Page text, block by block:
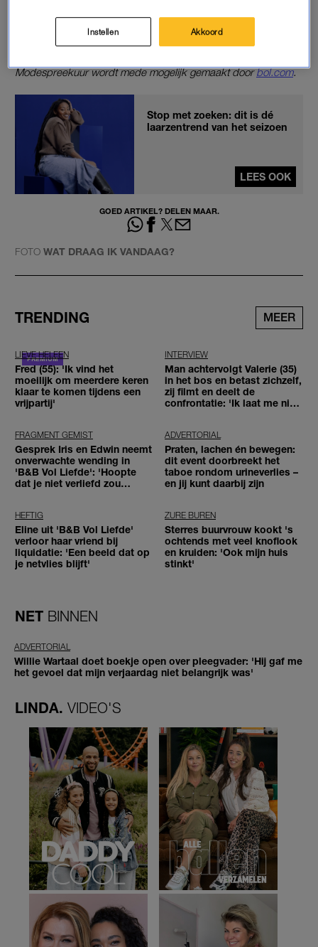
Modespreekuur wordt mede mogelijk gemaakt doorbol.com.
Stop met zoeken: dit is dé
laarzentrend van het seizoen
LEES OOK
GOED ARTIKEL? DELEN MAAR.
FOTO WAT DRAAG IK VANDAAG?
TRENDING MEER
LIEVE HELEEN
Fred (55): 'Ik vind het
moeilijk om meerdere keren
klaar te komen tijdens een
vrijpartij'
INTERVIEW
Man achtervolgt Valerie (35)
in het bos en betast zichzelf,
zij filmt en deelt de
confrontatie: 'Ik laat me niet
FRAGMENT GEMIST
Gesprek Iris en Edwin neemt
onverwachte wending in
'B&B Vol Liefde': 'Hoopte
dat je niet verliefd zou
ADVERTORIAL
Praten, lachen én bewegen:
dit event doorbreekt het
taboe rondom urineverlies –
en jij kunt daarbij zijn
HEFTIG
Eline uit 'B&B Vol Liefde'
verloor haar vriend bij
liquidatie: 'Een beeld dat op
je netvlies blijft'
ZURE BUREN
Sterres buurvrouw kookt 's
ochtends met veel knoflook
en kruiden: 'Ook mijn huis
stinkt'
NET BINNEN
ADVERTORIAL
Willie Wartaal doet boekje open over pleegvader: 'Hij gaf me
het gevoel dat mijn verjaardag niet belangrijk was'
LINDA. VIDEO'S
Instellen Akkoord